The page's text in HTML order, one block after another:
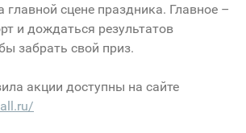
главной сцене праздника. Главное –
и дождаться результатов
забрать свой приз.
акции доступны на сайте